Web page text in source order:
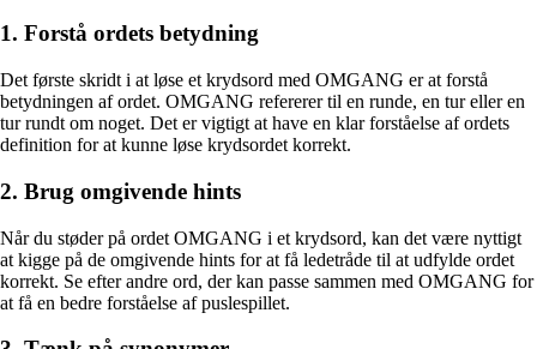
1. Forstå ordets betydning
Det første skridt i at løse et krydsord med OMGANG er at forstå
betydningen af ordet. OMGANG refererer til en runde, en tur eller en
tur rundt om noget. Det er vigtigt at have en klar forståelse af ordets
definition for at kunne løse krydsordet korrekt.
2. Brug omgivende hints
Når du støder på ordet OMGANG i et krydsord, kan det være nyttigt
at kigge på de omgivende hints for at få ledetråde til at udfylde ordet
korrekt. Se efter andre ord, der kan passe sammen med OMGANG for
at få en bedre forståelse af puslespillet.